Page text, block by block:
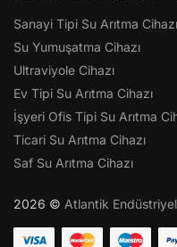
Sanayi Tipi Su Arıtma Cihazı
Su Yumuşatma Cihazı
Ultraviyole Cihazı
Ev Tipi Su Arıtma Cihazı
İşyeri Ofis Tipi Su Arıtma
Ticari Su Arıtma Cihazı
Saf Su Arıtma Cihazı
2026 © Atlantik